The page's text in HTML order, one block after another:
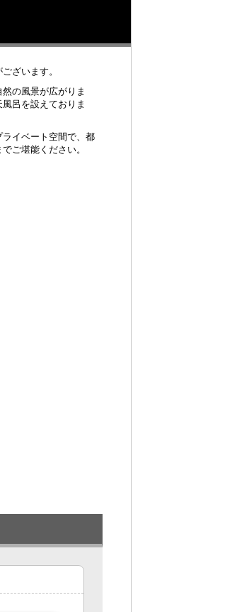
ざいます。
の風景が広がりま
呂を設えておりま
イベート空間で、都
ご堪能ください。